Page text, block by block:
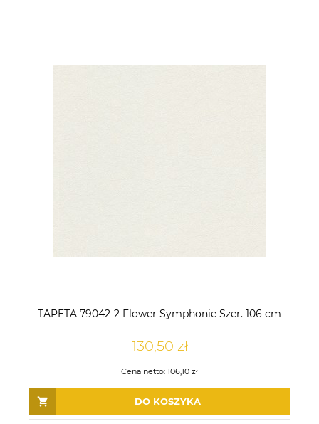
HUGO-W-11-353 / W11,353
142,50 zł
DO KOSZYKA
HARRY-W-01-475 / W01,475
196,50 zł
DO KOSZYKA
TAPETA 79042-2 Flower Symphonie Szer. 106 cm
130,50 zł
Cena netto: 106,10 zł
DO KOSZYKA